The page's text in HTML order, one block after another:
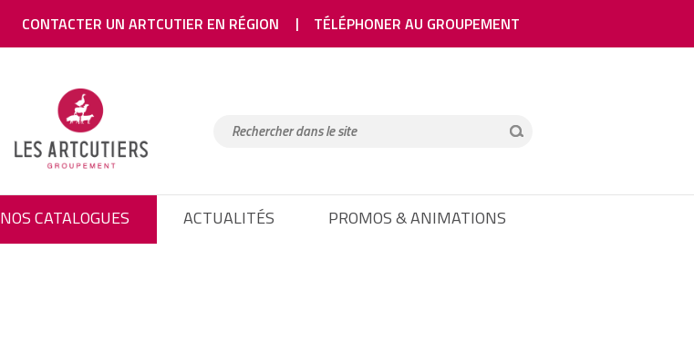
CONTACTER UN ARTCUTIER EN RÉGION TÉLÉPHONER AU GROUPEMENT
NOS CATALOGUES ACTUALITÉS PROMOS & ANIMATIONS